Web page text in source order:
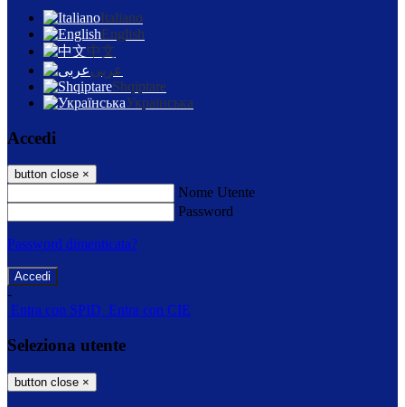
Italiano
English
中文
عربى
Shqiptare
Українська
Accedi
button close ×
Nome Utente
Password
Password dimenticata?
-
Entra con SPID Entra con CIE
Seleziona utente
button close ×